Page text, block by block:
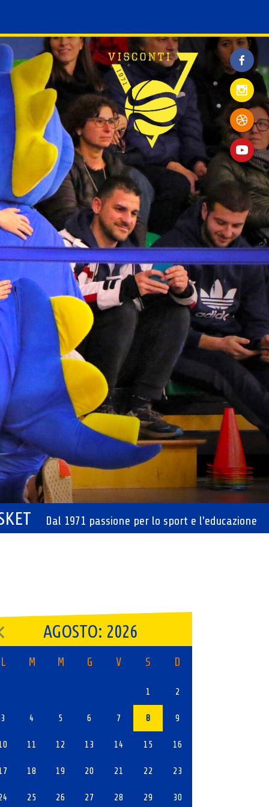
Dal 1971 passione per lo sport e l'educazione
AGOSTO: 2026
L M M G V S D
1 2
3 4 5 6 7 8 9
11 12 13 14 15 16
18 19 20 21 22 23
25 26 27 28 29 30